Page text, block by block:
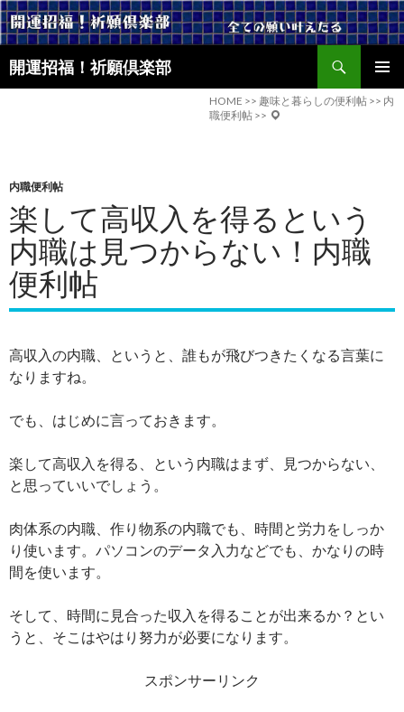
開運招福！祈願倶楽部
索
メインメ
ニュー
へ
ス
キ
ッ
プ
HOME >> 趣味と暮らしの便利帖 >> 内
職便利帖 >>
内職便利帖
楽して高収入を得るという
内職は見つからない！内職
便利帖
高収入の内職、というと、誰もが飛びつきたくなる言葉に
なりますね。
でも、はじめに言っておきます。
楽して高収入を得る、という内職はまず、見つからない、
と思っていいでしょう。
肉体系の内職、作り物系の内職でも、時間と労力をしっか
り使います。パソコンのデータ入力などでも、かなりの時
間を使います。
そして、時間に見合った収入を得ることが出来るか？とい
うと、そこはやはり努力が必要になります。
スポンサーリンク